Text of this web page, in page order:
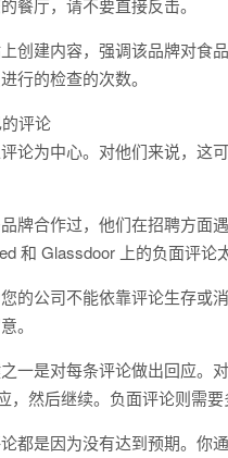
餐厅，请不要直接反击。
创建内容，强调该品牌对食
行的检查的次数。
评论
论为中心。对他们来说，这
牌合作过，他们在招聘方面
和 Glassdoor 上的负面评论
的公司不能依靠评论生存或
。
一是对每条评论做出回应。
，然后继续。负面评论则需要
都是因为没有达到预期。你